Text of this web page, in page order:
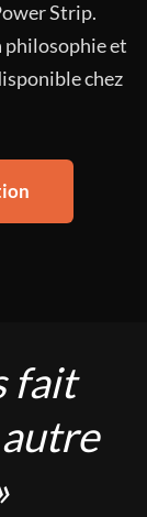
Strip.
philosophie et
chez
fait